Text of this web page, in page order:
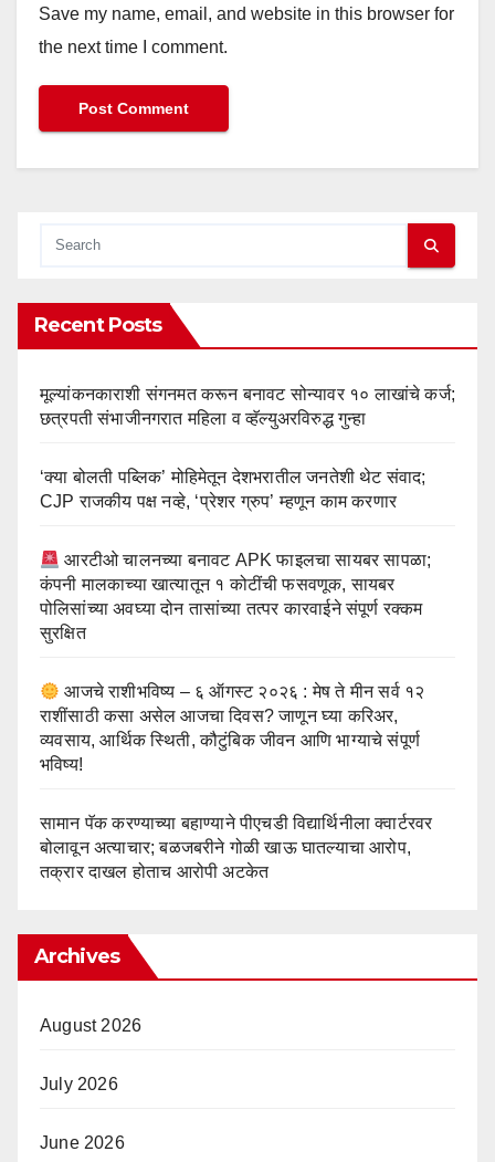
Save my name, email, and website in this browser for
the next time I comment.
Recent Posts
मूल्यांकनकाराशी संगनमत करून बनावट सोन्यावर १० लाखांचे कर्ज;
छत्रपती संभाजीनगरात महिला व व्हॅल्युअरविरुद्ध गुन्हा
‘क्या बोलती पब्लिक’ मोहिमेतून देशभरातील जनतेशी थेट संवाद;
CJP राजकीय पक्ष नव्हे, ‘प्रेशर ग्रुप’ म्हणून काम करणार
आरटीओ चालनच्या बनावट APK फाइलचा सायबर सापळा;
कंपनी मालकाच्या खात्यातून १ कोटींची फसवणूक, सायबर
पोलिसांच्या अवघ्या दोन तासांच्या तत्पर कारवाईने संपूर्ण रक्कम
सुरक्षित
आजचे राशीभविष्य – ६ ऑगस्ट २०२६ : मेष ते मीन सर्व १२
राशींसाठी कसा असेल आजचा दिवस? जाणून घ्या करिअर,
व्यवसाय, आर्थिक स्थिती, कौटुंबिक जीवन आणि भाग्याचे संपूर्ण
भविष्य!
सामान पॅक करण्याच्या बहाण्याने पीएचडी विद्यार्थिनीला क्वार्टरवर
बोलावून अत्याचार; बळजबरीने गोळी खाऊ घातल्याचा आरोप,
तक्रार दाखल होताच आरोपी अटकेत
Archives
August 2026
July 2026
June 2026